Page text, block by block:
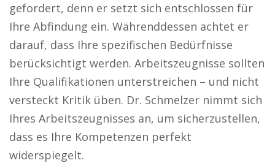
gefordert, denn er setzt sich entschlossen für
Ihre Abfindung ein. Währenddessen achtet er
darauf, dass Ihre spezifischen Bedürfnisse
berücksichtigt werden. Arbeitszeugnisse sollten
Ihre Qualifikationen unterstreichen – und nicht
versteckt Kritik üben. Dr. Schmelzer nimmt sich
Ihres Arbeitszeugnisses an, um sicherzustellen,
dass es Ihre Kompetenzen perfekt
widerspiegelt.